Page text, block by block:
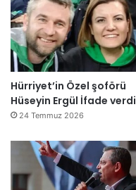
Hürriyet’in Özel şoförü
Hüseyin Ergül İfade verdi
24 Temmuz 2026